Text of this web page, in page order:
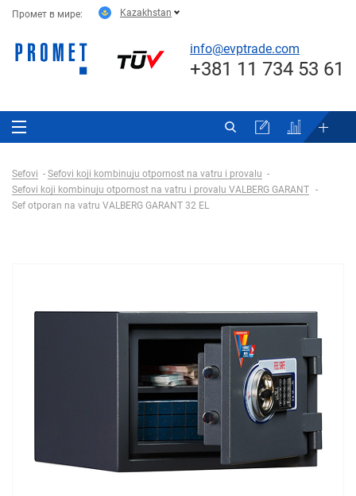
Промет в мире: Kazakhstan
info@evptrade.com
+381 11 734 53 61
Sefovi
Sefovi koji kombinuju otpornost na vatru i provalu
Sefovi koji kombinuju otpornost na vatru i provalu VALBERG GARANT
Sef otporan na vatru VALBERG GARANT 32 EL